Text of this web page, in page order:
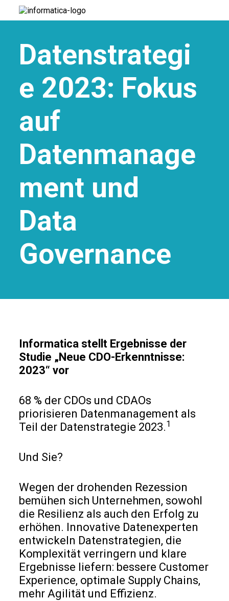
Datenstrategi
e 2023: Fokus
auf
Datenmanage
ment und
Data
Governance
Informatica stellt Ergebnisse der
Studie „Neue CDO-Erkenntnisse:
2023“ vor
68 % der CDOs und CDAOs
priorisieren Datenmanagement als
Teil der Datenstrategie 2023.1
Und Sie?
Wegen der drohenden Rezession
bemühen sich Unternehmen, sowohl
die Resilienz als auch den Erfolg zu
erhöhen. Innovative Datenexperten
entwickeln Datenstrategien, die
Komplexität verringern und klare
Ergebnisse liefern: bessere Customer
Experience, optimale Supply Chains,
mehr Agilität und Effizienz.